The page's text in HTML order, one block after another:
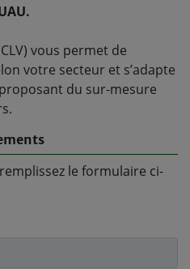
vous permet de
votre secteur et s’adapte
du sur-mesure
le formulaire ci-